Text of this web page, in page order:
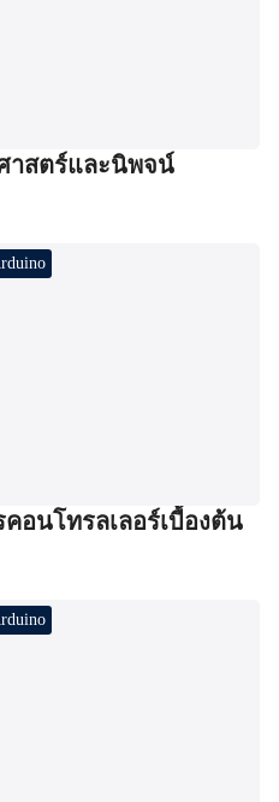
าสตร์และนิพจน์
อนโทรลเลอร์เบื้องต้น